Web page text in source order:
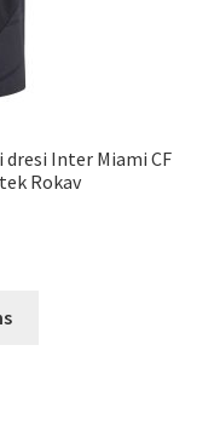
Inter Miami CF
Rokav